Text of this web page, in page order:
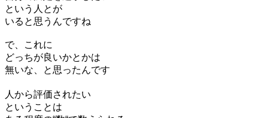
という人とが
いると思うんですね
で、これに
どっちが良いかとかは
無いな、と思ったんです
人から評価されたい
ということは